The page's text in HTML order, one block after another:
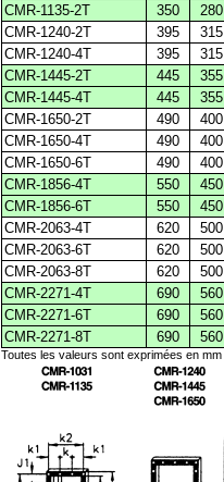
CMR-1135-2T
350 280
CMR-1240-2T
395 315
CMR-1240-4T
395 315
CMR-1445-2T
445 355
CMR-1445-4T
445 355
CMR-1650-2T
490 400
CMR-1650-4T
490 400
CMR-1650-6T
490 400
CMR-1856-4T
550 450
CMR-1856-6T
550 450
CMR-2063-4T
620 500
CMR-2063-6T
620 500
CMR-2063-8T
620 500
CMR-2271-4T
690 560
CMR-2271-6T
690 560
CMR-2271-8T
690 560
Toutes les valeurs sont exprimées en mm